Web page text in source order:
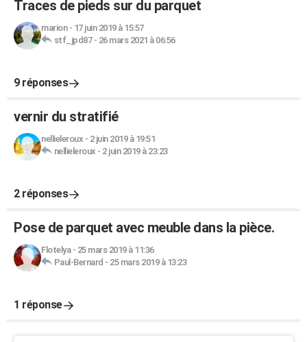
Traces de pieds sur du parquet
marion- 17 juin 2019 à 15:57
stf_jpd87- 26 mars 2021 à 06:56
9 réponses
vernir du stratifié
nellieleroux - 2 juin 2019 à 19:51
nellieleroux - 2 juin 2019 à 23:23
2 réponses
Pose de parquet avec meuble dans la pièce.
Flotelya- 25 mars 2019 à 11:36
Paul-Bernard - 25 mars 2019 à 13:23
1 réponse